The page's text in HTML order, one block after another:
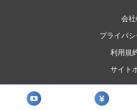
会
プライバ
利用規
サイト
Copyright © broad-